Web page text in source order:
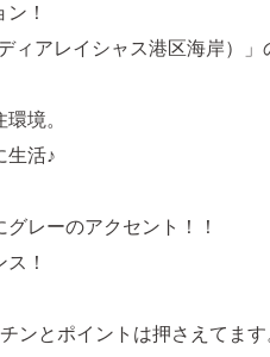
！
ィアレイシャス港区海岸）
境。
生活♪
レーのアクセント！！
！
ンとポイントは押さえてます